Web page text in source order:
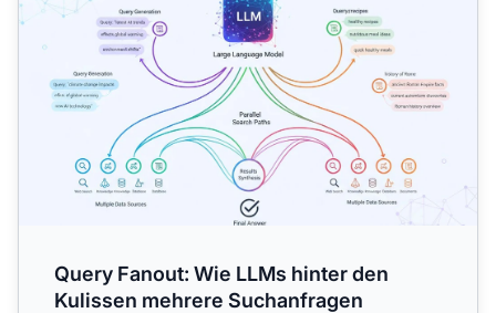
Query Fanout: Wie LLMs hinter den
Kulissen mehrere Suchanfragen